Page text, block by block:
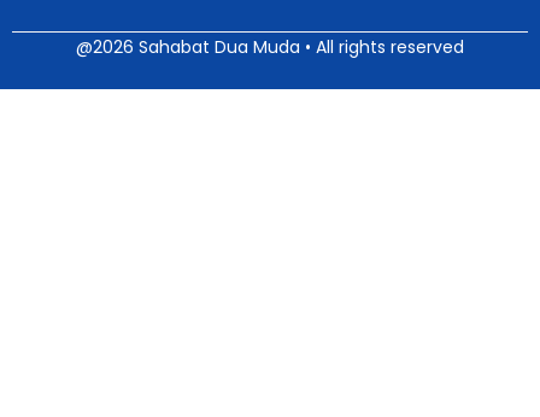
@2026 Sahabat Dua Muda • All rights reserved